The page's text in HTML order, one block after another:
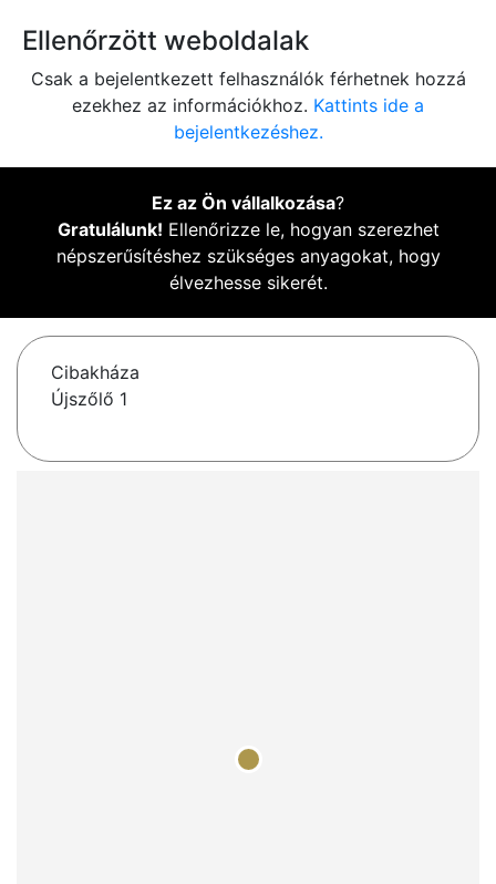
Ellenőrzött weboldalak
Csak a bejelentkezett felhasználók férhetnek hozzá
ezekhez az információkhoz. Kattints ide a
bejelentkezéshez.
Ez az Ön vállalkozása?
Gratulálunk! Ellenőrizze le, hogyan szerezhet
népszerűsítéshez szükséges anyagokat, hogy
élvezhesse sikerét.
Cibakháza
Újszőlő 1